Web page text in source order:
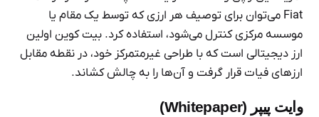
Fiat می‌توان برای توصیف هر ارزی که توسط یک مقام یا
موسسه مرکزی کنترل می‌شود، استفاده کرد. بیت کوین اولین
ارز دیجیتالی است که با طراحی غیرمتمرکز خود، در نقطه مقابل
ارزهای فیات قرار گرفت و آن‌ها را به چالش کشاند.
وایت پیپر (Whitepaper)